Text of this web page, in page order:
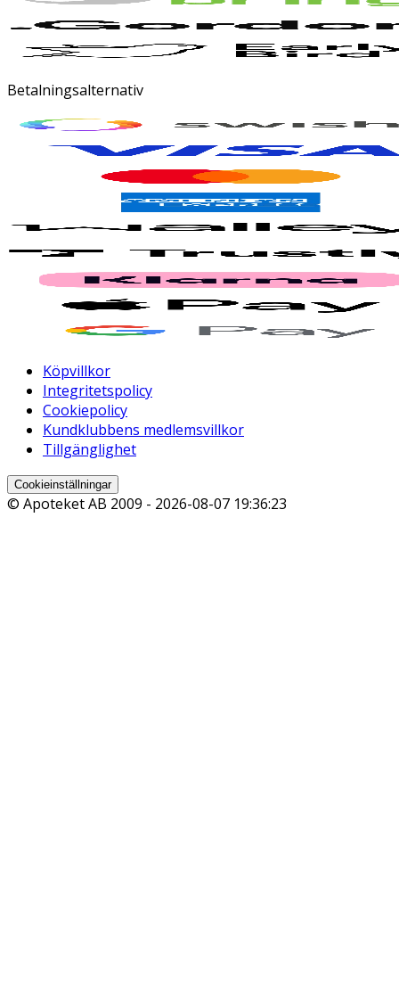
Betalningsalternativ
Köpvillkor
Integritetspolicy
Cookiepolicy
Kundklubbens medlemsvillkor
Tillgänglighet
Cookieinställningar
© Apoteket AB 2009 - 2026-08-07 19:36:23